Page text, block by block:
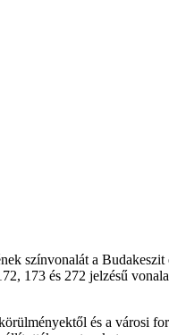
színvonalát a
173 és 272 jelzésű
és a városi